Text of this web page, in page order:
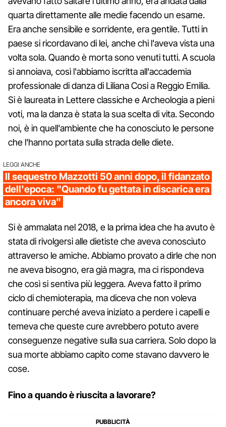
quarta direttamente alle medie facendo un esame.
Era anche sensibile e sorridente, era gentile. Tutti in
paese si ricordavano di lei, anche chi l'aveva vista una
volta sola. Quando è morta sono venuti tutti. A scuola
si annoiava, così l'abbiamo iscritta all'accademia
professionale di danza di Liliana Cosi a Reggio Emilia.
Si è laureata in Lettere classiche e Archeologia a pieni
voti, ma la danza è stata la sua scelta di vita. Secondo
noi, è in quell'ambiente che ha conosciuto le persone
che l'hanno portata sulla strada delle diete.
LEGGI ANCHE
Il sequestro Mazzotti 50 anni dopo, il fidanzato
dell'epoca: "Quando fu gettata in discarica era
ancora viva"
Si è ammalata nel 2018, e la prima idea che ha avuto è
stata di rivolgersi alle dietiste che aveva conosciuto
attraverso le amiche. Abbiamo provato a dirle che non
ne aveva bisogno, era già magra, ma ci rispondeva
che così si sentiva più leggera. Aveva fatto il primo
ciclo di chemioterapia, ma diceva che non voleva
continuare perché aveva iniziato a perdere i capelli e
temeva che queste cure avrebbero potuto avere
conseguenze negative sulla sua carriera. Solo dopo la
sua morte abbiamo capito come stavano davvero le
cose.
Fino a quando è riuscita a lavorare?